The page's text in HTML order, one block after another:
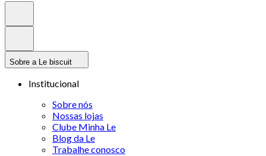
Sobre a Le biscuit
Institucional
Sobre nós
Nossas lojas
Clube Minha Le
Blog da Le
Trabalhe conosco